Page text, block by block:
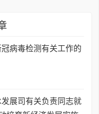
病毒检测有关工作的
展司有关负责同志就